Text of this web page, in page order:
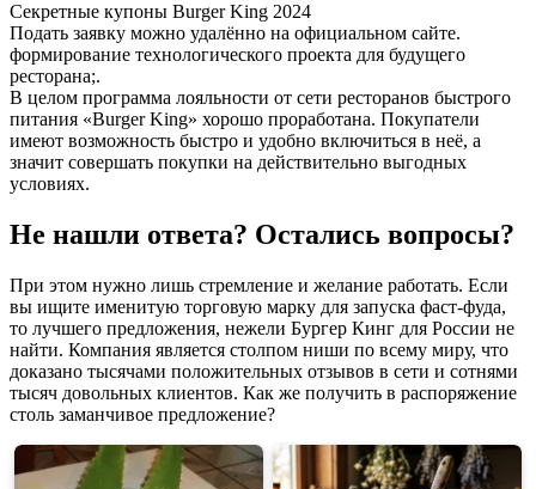
Секретные купоны Burger King 2024
Подать заявку можно удалённо на официальном сайте.
формирование технологического проекта для будущего
ресторана;.
В целом программа лояльности от сети ресторанов быстрого
питания «Burger King» хорошо проработана. Покупатели
имеют возможность быстро и удобно включиться в неё, а
значит совершать покупки на действительно выгодных
условиях.
Не нашли ответа? Остались вопросы?
При этом нужно лишь стремление и желание работать. Если
вы ищите именитую торговую марку для запуска фаст-фуда,
то лучшего предложения, нежели Бургер Кинг для России не
найти. Компания является столпом ниши по всему миру, что
доказано тысячами положительных отзывов в сети и сотнями
тысяч довольных клиентов. Как же получить в распоряжение
столь заманчивое предложение?